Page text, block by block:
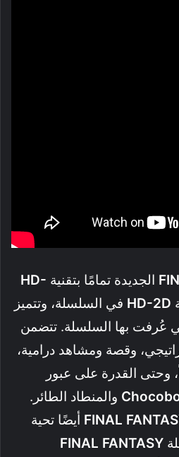
الجديدة تمامًا بتقنية HD-
HD-2D في السلسلة، وتتميز
عُرفت بها السلسلة. تتضمن
وقصة ومشاهد درامية،
القدرة على عبور
والمنطاد الطائر.
FINAL أيضًا تحية
FINAL FANTASY